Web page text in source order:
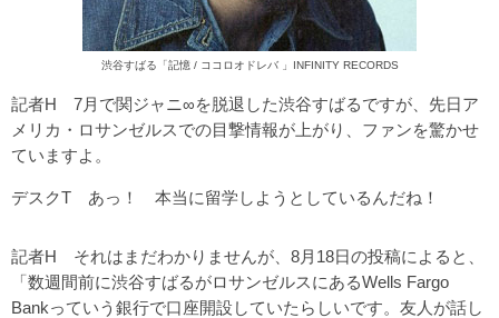
渋谷すばる「記憶 / ココロオドレバ 」INFINITY RECORDS
記者H 7月で関ジャニ∞を脱退した渋谷すばるですが、先日ア
メリカ・ロサンゼルスでの目撃情報が上がり、ファンを驚かせ
ていますよ。
デスクT あっ！ 本当に留学しようとしているんだね！
記者H それはまだわかりませんが、8月18日の投稿によると、
「数週間前に渋谷すばるがロサンゼルスにあるWells Fargo
Bankっていう銀行で口座開設していたらしいです。友人が話し